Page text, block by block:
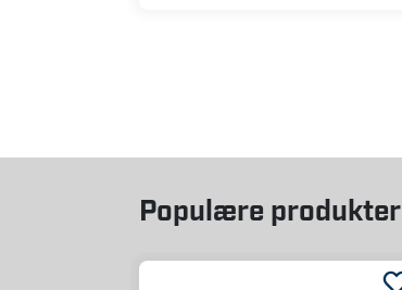
Populære produkter